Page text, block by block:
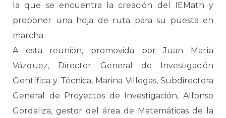
la que se encuentra la creación del IEMath y
proponer una hoja de ruta para su puesta en
marcha.
A esta reunión, promovida por Juan María
Vázquez, Director General de Investigación
Científica y Técnica, Marina Villegas, Subdirectora
General de Proyectos de Investigación, Alfonso
Gordaliza, gestor del área de Matemáticas de la